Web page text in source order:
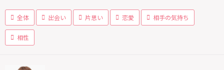
全体 出会い 片思い 恋愛 相手の気持ち
相性